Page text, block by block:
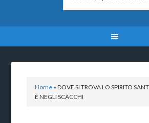
Home »DOVE SI TROVA LO SPIRITO
È NEGLI SCACCHI